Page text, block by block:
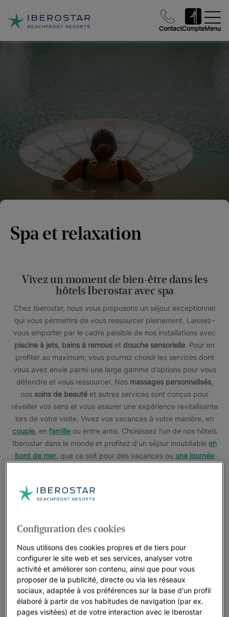
ContactCompteMenu
Spa et relaxation
Vivez un moment de bien-être dans les
hôtels Iberostar avec spa
Chez Iberostar, nous vous proposons un séjour exceptionnel
qui vous permettra de vous ressourcer pleinement. Laissez-
vous emporter par le cadre paisible de nos installations avec
piscine à jets bains à remous et douche sensorielle. Pour en
profiter au maximum, vous pourrez choisir les services dont
vous avez envie parmi une large gamme d’options pour vous
détendre et vous ressourcer. Nos massages personnalisés,
nos soins de beauté et autres services sont conçus pour
réveiller vos sens et vous assurer une expérience revitalisante
lors de votre visite. Vivez vos vacances à votre manière, en
couple , en famille ou entre amis. Choisissez l'un de nos hôtels
Iberostar dans le monde et profitez d'un séjour inoubliable en
bord de mer, que ce soit pour des vacances ou une journée
Voir 13 photos et vidéos
Voir plus de photos
Configuration des cookies
Nous utilisons des cookies propres et de tiers pour
configurer le site web et ses services, analyser votre
activité et améliorer son contenu, ainsi que pour vous
proposer de la publicité, directe ou via les réseaux
sociaux, adaptée à vos préférences sur la base d'un profil
élaboré à partir de vos habitudes de navigation (par ex.
pages visitées) et de votre interaction avec le Iberostar